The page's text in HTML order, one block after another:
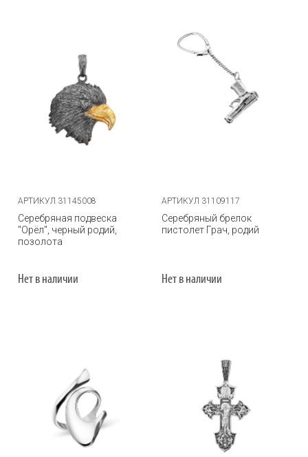
АРТИКУЛ 31145008
Серебряная подвеска
"Орёл", черный родий,
позолота
Нет в наличии
АРТИКУЛ 31109117
Серебряный брелок
пистолет Грач, родий
Нет в наличии